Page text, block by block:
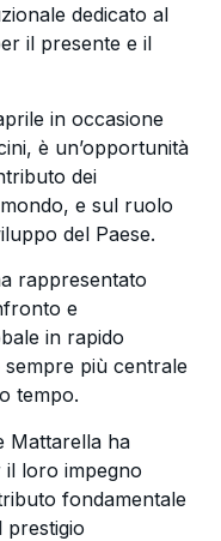
dedicato al
il presente e il
in occasione
, è un’opportunità
dei
e sul ruolo
del Paese.
rappresentato
e
in rapido
più centrale
tempo.
Mattarella ha
il loro impegno
fondamentale
prestigio